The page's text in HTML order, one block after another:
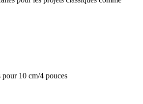
10 cm/4 pouces